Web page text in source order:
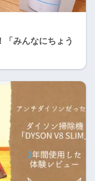
「みんなにちょう